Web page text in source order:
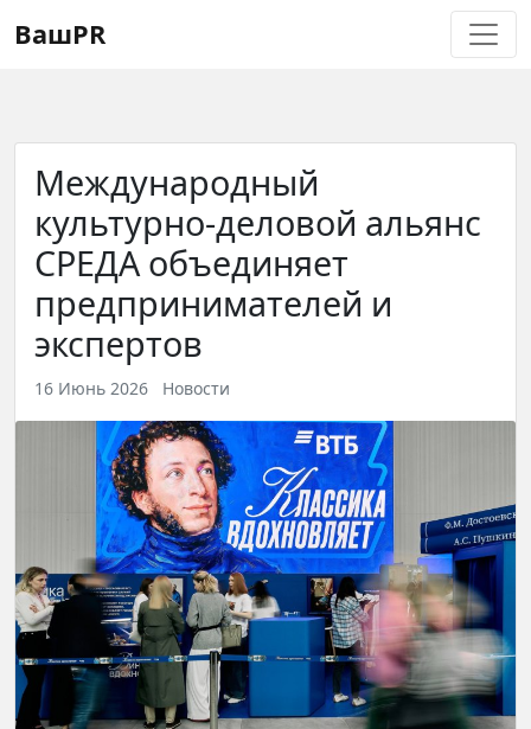
Регистрация
ВашPR
Международный
культурно-деловой альянс
СРЕДА объединяет
предпринимателей и
экспертов
16 Июнь 2026 Новости